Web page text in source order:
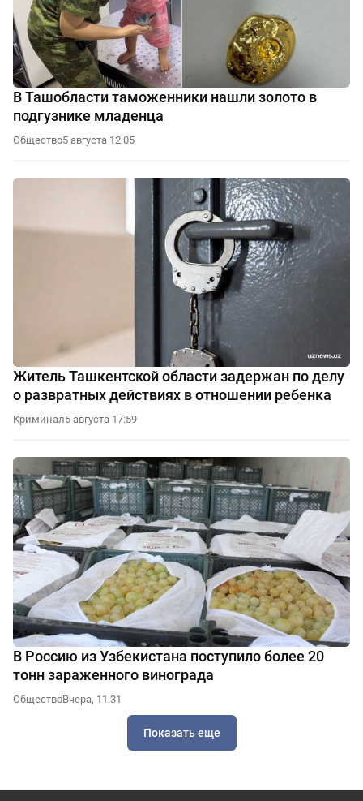
В Ташобласти таможенники нашли золото в
подгузнике младенца
Общество5 августа 12:05
Житель Ташкентской области задержан по делу
о развратных действиях в отношении ребенка
Криминал5 августа 17:59
В Россию из Узбекистана поступило более 20
тонн зараженного винограда
ОбществоВчера, 11:31
Показать еще